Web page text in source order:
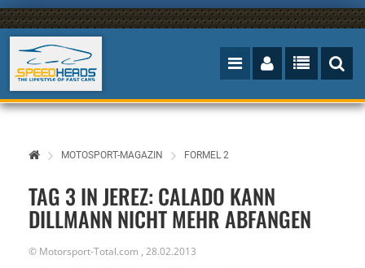
MOTOSPORT-MAGAZIN FORMEL 2
TAG 3 IN JEREZ: CALADO KANN
DILLMANN NICHT MEHR ABFANGEN
© Motorsport-Total.com , 28.02.2013